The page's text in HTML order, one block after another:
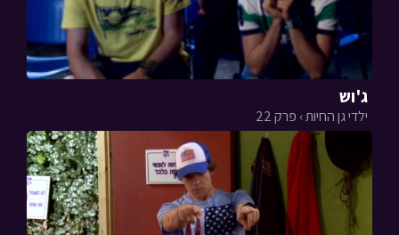
ג'וש
ילדי גן החיות › פרק 22